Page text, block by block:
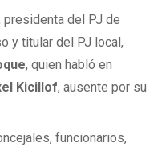
presidenta del PJ de
y titular del PJ local,
, quien habló en
Kicillof, ausente por su
funcionarios,